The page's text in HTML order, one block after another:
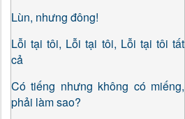
Lùn, nhưng đông!
Lỗi tại tôi, Lỗi tại tôi, Lỗi tại tôi tất
cả
Có tiếng nhưng không có miếng,
phải làm sao?